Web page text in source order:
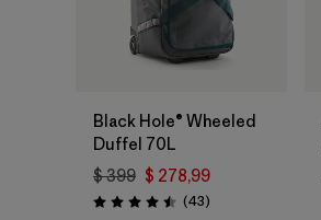
Agregar a la
Bolsa
Black Hole® Wheeled
Duffel 70L
$ 399 $ 278,99
Valoración: 4.5 / 5
(43Comentarios
)